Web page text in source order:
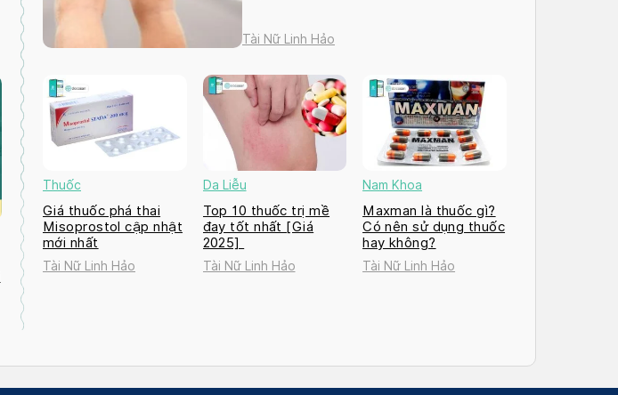
Tài Nữ Linh Hảo
Thuốc
Giá thuốc phá thai
Misoprostol cập nhật
mới nhất
Tài Nữ Linh Hảo
Da Liễu
Top 10 thuốc trị mề
đay tốt nhất [Giá
2025]
Tài Nữ Linh Hảo
Nam Khoa
Maxman là thuốc gì?
Có nên sử dụng thuốc
hay không?
Tài Nữ Linh Hảo